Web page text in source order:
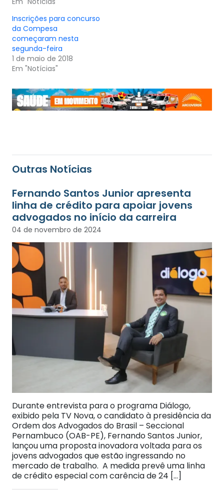
Inscrições para concurso
da Compesa
começaram nesta
segunda-feira
1 de maio de 2018
Em "Notícias"
Outras Notícias
Fernando Santos Junior apresenta
linha de crédito para apoiar jovens
advogados no início da carreira
04 de novembro de 2024
Durante entrevista para o programa Diálogo,
exibido pela TV Nova, o candidato à presidência da
Ordem dos Advogados do Brasil – Seccional
Pernambuco (OAB-PE), Fernando Santos Junior,
lançou uma proposta inovadora voltada para os
jovens advogados que estão ingressando no
mercado de trabalho. A medida prevê uma linha
de crédito especial com carência de 24 […]